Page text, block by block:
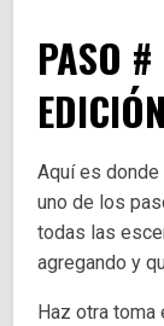
PASO
Aquí es
uno de los
todas las
agregando y
Haz otra